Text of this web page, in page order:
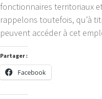
fonctionnaires territoriaux
rappelons toutefois, qu’à
peuvent accéder à cet
Partager :
Facebook